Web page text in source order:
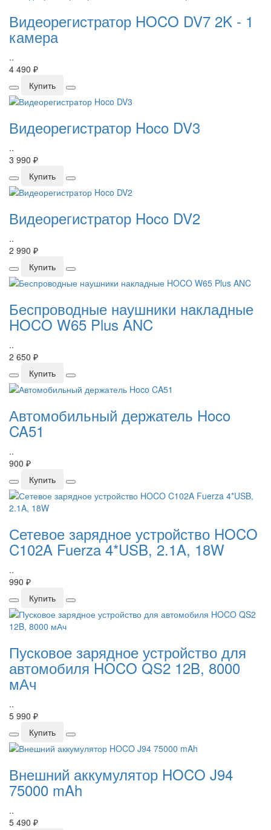
Видеорегистратор HOCO DV7 2K - 1
камера
..
4 490 ₽
Купить
Видеорегистратор Hoco DV3
..
3 990 ₽
Купить
Видеорегистратор Hoco DV2
..
2 990 ₽
Купить
Беспроводные наушники накладные
HOCO W65 Plus ANC
..
2 650 ₽
Купить
Автомобильный держатель Hoco
CA51
..
900 ₽
Купить
Сетевое зарядное устройство HOCO
C102A Fuerza 4*USB, 2.1A, 18W
..
990 ₽
Купить
Пусковое зарядное устройство для
автомобиля HOCO QS2 12B, 8000
мАч
..
5 990 ₽
Купить
Внешний аккумулятор HOCO J94
75000 mAh
..
5 490 ₽